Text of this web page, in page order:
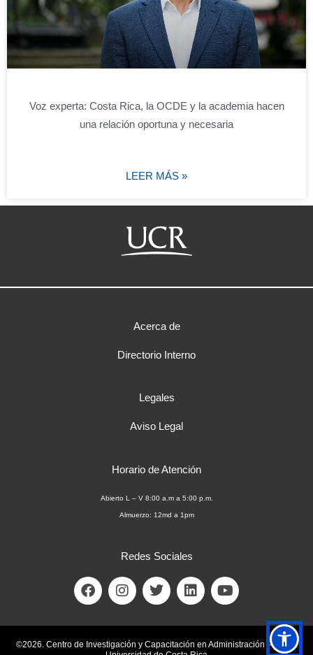
Voz experta: Costa Rica, la OCDE y la academia hacen
una relación oportuna y necesaria
LEER MÁS »
Acerca de
Directorio Interno
Legales
Aviso Legal
Horario de Atención
Abierto L – V 8:00 a.m a 5:00 p.m.
Almuerzo: 12md a 1pm
Redes Sociales
F
a
e
b
I
n
t
a
T
w
t
t
L
i
k
e
Y
o
t
u
©2026. Centro de Investigación y Capacitación en Administración Pública.